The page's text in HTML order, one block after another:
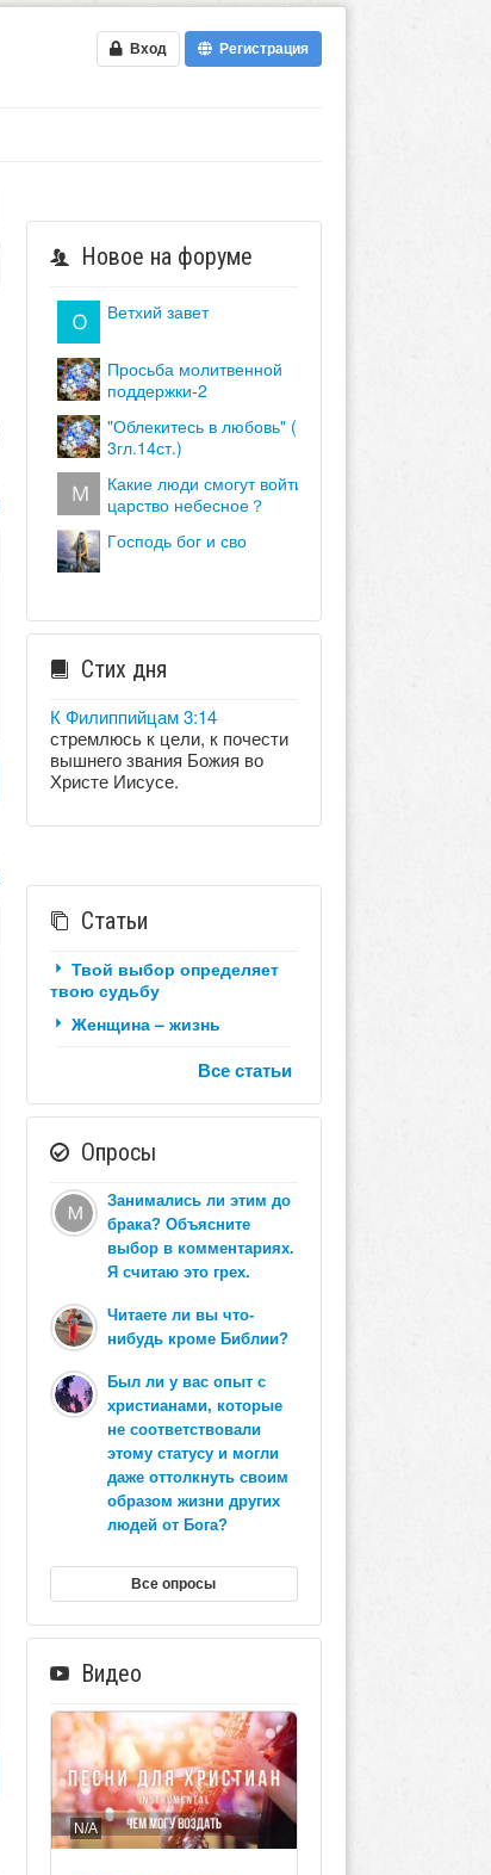
Вход Регистрация
Новое на форуме
ветхий завет
просьба молитвенной
поддержки-2
"облекитесь в любовь" (кол.
3гл.14ст.)
какие люди смогут войти в
царство небесное？
господь бог и сво
Стих дня
К Филиппийцам 3:14
стремлюсь к цели, к почести
вышнего звания Божия во
Христе Иисусе.
Статьи
Твой выбор определяет
твою судьбу
Женщина – жизнь
Все статьи
Опросы
Занимались ли этим до
брака? Объясните
выбор в комментариях.
Я считаю это грех.
Читаете ли вы что-
нибудь кроме Библии?
Был ли у вас опыт с
христианами, которые
не соответствовали
этому статусу и могли
даже оттолкнуть своим
образом жизни других
людей от Бога?
Все опросы
Видео
N/A